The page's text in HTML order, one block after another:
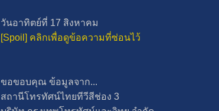
วันอาทิตย์ที่ 17 สิงหาคม
[Spoil] คลิกเพื่อดูข้อความที่ซ่อนไว้
ขอขอบคุณ ข้อมูลจาก...
สถานีโทรทัศน์ไทยทีวีสีช่อง 3